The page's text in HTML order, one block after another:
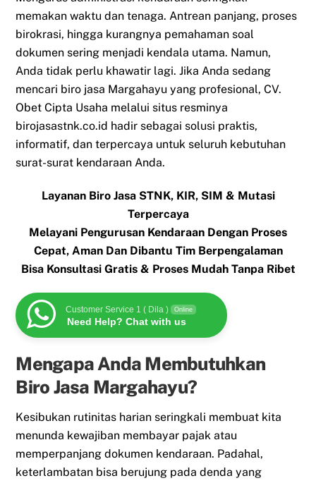
memakan waktu dan tenaga. Antrean panjang, proses
birokrasi, hingga kurangnya pemahaman soal
dokumen sering menjadi kendala utama. Namun,
Anda tidak perlu khawatir lagi. Jika Anda sedang
mencari biro jasa Margahayu yang profesional, CV.
Obet Cipta Usaha melalui situs resminya
birojasastnk.co.id hadir sebagai solusi praktis,
informatif, dan terpercaya untuk seluruh kebutuhan
surat-surat kendaraan Anda.
Layanan Biro Jasa STNK, KIR, SIM & Mutasi
Terpercaya
Melayani Pengurusan Kendaraan Dengan Proses
Cepat, Aman Dan Dibantu Tim Berpengalaman
Bisa Konsultasi Gratis & Proses Mudah Tanpa Ribet
Customer Service 1 ( Dila ) Online
Need Help? Chat with us
Mengapa Anda Membutuhkan
Biro Jasa Margahayu?
Kesibukan rutinitas harian seringkali membuat kita
menunda kewajiban membayar pajak atau
memperpanjang dokumen kendaraan. Padahal,
keterlambatan bisa berujung pada denda yang